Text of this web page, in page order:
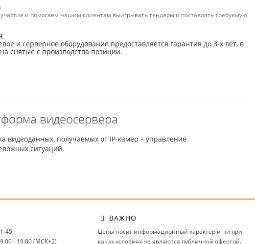
и помогаем нашим клиентам выигрывать тендеры и поставлять требуемую
и серверное оборудование предоставляется гарантия до 3-х лет, в
снятые с производства позиции.
видеосервера
видеоданных, получаемых от IP-камер – управление
ситуаций.
45
- 19:00 (МСК+2)
ВАЖНО
Цены носят информационный характер и ни при
каких условиях не являются публичной офертой,